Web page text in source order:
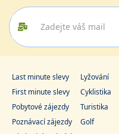
Last minute slevy
First minute slevy
Pobytové zájezdy
Poznávací zájezdy
Lyžování
Cyklistika
Turistika
Golf